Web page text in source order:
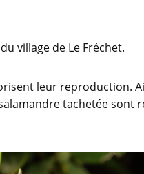
village de Le Fréchet.
leur reproduction.
tachetée sont